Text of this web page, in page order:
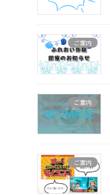
ご案内
ご案内
ご案内